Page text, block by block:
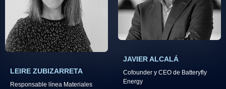
LEIRE ZUBIZARRETA​
Responsable línea Materiales
JAVIER ALCALÁ​
Cofounder y CEO de Batteryfly
Energy​